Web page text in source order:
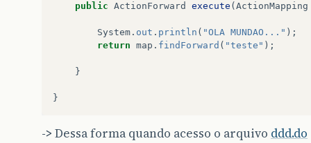
public ActionForward execute ( ActionMapping
System . out . println ( "OLA MUNDAO..." );
return map . findForward ( "teste" );
}
}
-> Dessa forma quando acesso o arquivo ddd.do